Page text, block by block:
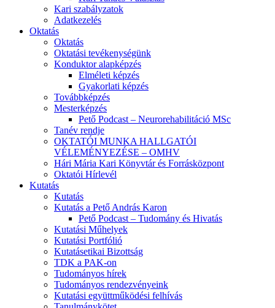
Kari szabályzatok
Adatkezelés
Oktatás
Oktatás
Oktatási tevékenységünk
Konduktor alapképzés
Elméleti képzés
Gyakorlati képzés
Továbbképzés
Mesterképzés
Pető Podcast – Neurorehabilitáció MSc
Tanév rendje
OKTATÓI MUNKA HALLGATÓI
VÉLEMÉNYEZÉSE – OMHV
Hári Mária Kari Könyvtár és Forrásközpont
Oktatói Hírlevél
Kutatás
Kutatás
Kutatás a Pető András Karon
Pető Podcast – Tudomány és Hivatás
Kutatási Műhelyek
Kutatási Portfólió
Kutatásetikai Bizottság
TDK a PAK-on
Tudományos hírek
Tudományos rendezvényeink
Kutatási együttműködési felhívás